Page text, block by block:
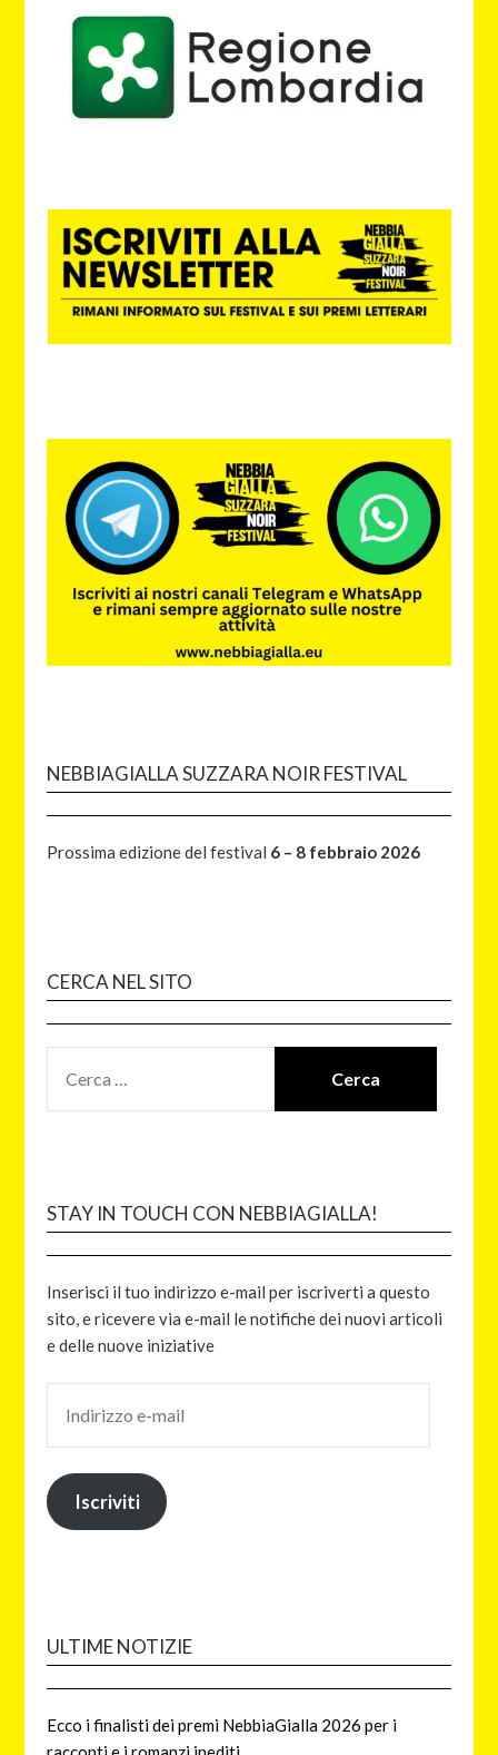
NEBBIAGIALLA SUZZARA NOIR FESTIVAL
Prossima edizione del festival 6 – 8 febbraio 2026
CERCA NEL SITO
STAY IN TOUCH CON NEBBIAGIALLA!
Inserisci il tuo indirizzo e-mail per iscriverti a questo
sito, e ricevere via e-mail le notifiche dei nuovi articoli
e delle nuove iniziative
Iscriviti
ULTIME NOTIZIE
Ecco i finalisti dei premi NebbiaGialla 2026 per i